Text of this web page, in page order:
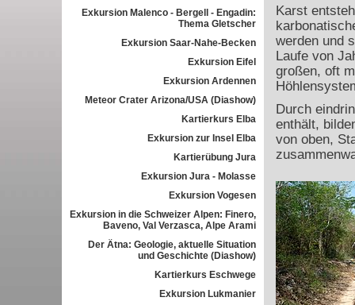
Exkursion Malenco - Bergell - Engadin:
Thema Gletscher
Exkursion Saar-Nahe-Becken
Exkursion Eifel
Exkursion Ardennen
Meteor Crater Arizona/USA (Diashow)
Kartierkurs Elba
Exkursion zur Insel Elba
Kartierübung Jura
Exkursion Jura - Molasse
Exkursion Vogesen
Exkursion in die Schweizer Alpen: Finero,
Baveno, Val Verzasca, Alpe Arami
Der Ätna: Geologie, aktuelle Situation
und Geschichte (Diashow)
Kartierkurs Eschwege
Exkursion Lukmanier
Karst
werden und
Laufe von
großen, oft
Durch
enthält,
von oben,